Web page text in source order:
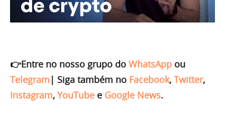
👉Entre no nosso grupo do WhatsApp ou
Telegram | Siga também no Facebook, Twitter,
Instagram, YouTube e Google News.